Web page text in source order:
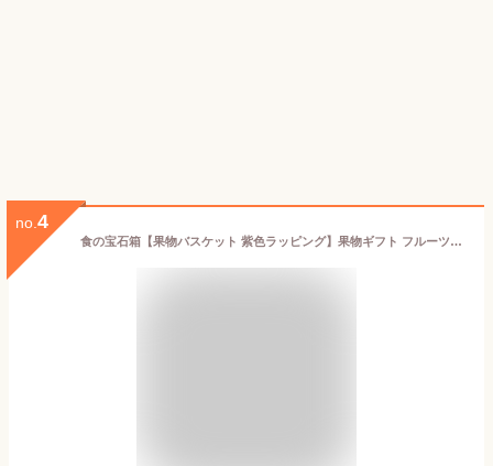
no. 4
食の宝石箱【果物バスケット 紫色ラッピング】果物ギフト フルーツセット 御祝 贈答 お供え 父の日 母の日 敬老の日など